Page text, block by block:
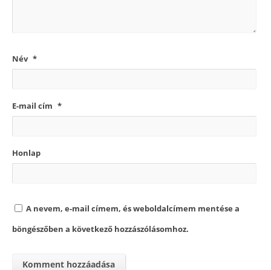
Név *
E-mail cím *
Honlap
A nevem, e-mail címem, és weboldalcímem mentése a
böngészőben a következő hozzászólásomhoz.